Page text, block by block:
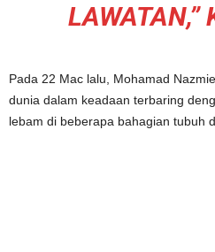
LAWATAN,”
Pada 22 Mac lalu, Mohamad
dunia dalam keadaan terbaring
lebam di beberapa bahagian tubuh